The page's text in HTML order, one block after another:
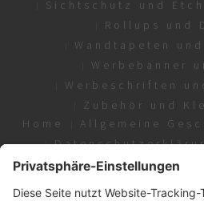
Sichtschutz und
Rollups und
Wandtapeten
Werbebanner
Werbeschriften
Zubehör und
Home
Allgemeine
Copyright © 2024